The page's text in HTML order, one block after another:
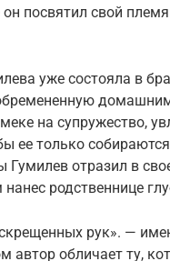
посвятил свой
уже состояла в
на супружество,
ее только
отразил в
родственнице
рук». —
автор обличает ту,